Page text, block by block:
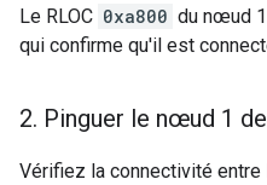
Le RLOC 0xa800 du nœud
qui confirme qu'il est
2. Pinguer le nœud 1
Vérifiez la connectivité